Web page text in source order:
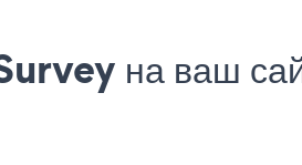
на ваш